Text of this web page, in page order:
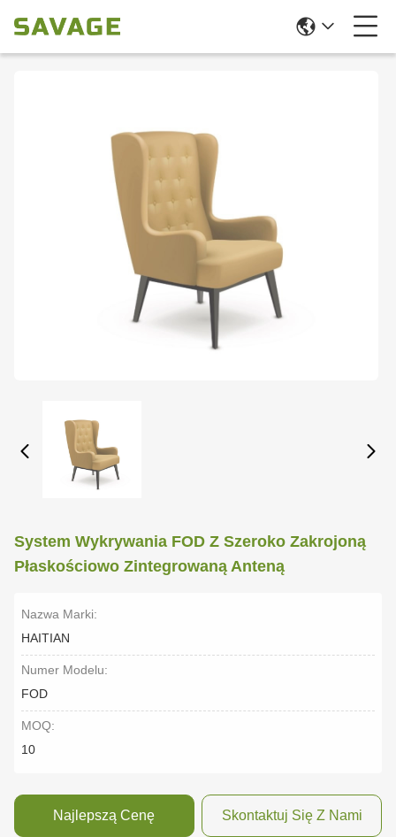
System Wykrywania FOD Z Szeroko Zakrojoną
Płaskościowo Zintegrowaną Anteną
Nazwa Marki:
HAITIAN
Numer Modelu:
FOD
MOQ:
10
Najlepszą Cenę Skontaktuj Się Z Nami